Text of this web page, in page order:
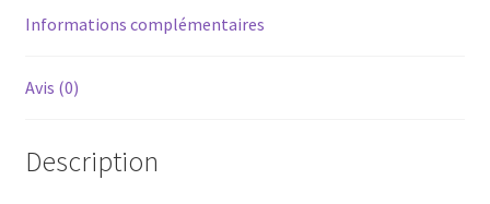
Informations complémentaires
Avis (0)
Description